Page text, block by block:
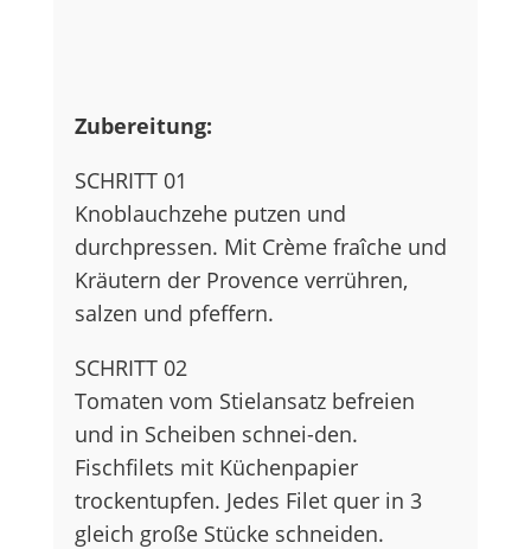
Zubereitung:
SCHRITT 01
Knoblauchzehe putzen und
durchpressen. Mit Crème fraîche und
Kräutern der Provence verrühren,
salzen und pfeffern.
SCHRITT 02
Tomaten vom Stielansatz befreien
und in Scheiben schnei-den.
Fischfilets mit Küchenpapier
trockentupfen. Jedes Filet quer in 3
gleich große Stücke schneiden.